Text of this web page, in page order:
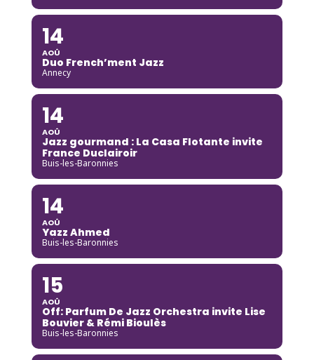
14
AOÛ
Duo French’ment Jazz
Annecy
14
AOÛ
Jazz gourmand : La Casa Flotante invite
France Duclairoir
Buis-les-Baronnies
14
AOÛ
Yazz Ahmed
Buis-les-Baronnies
15
AOÛ
Off: Parfum De Jazz Orchestra invite Lise
Bouvier & Rémi Bioulès
Buis-les-Baronnies